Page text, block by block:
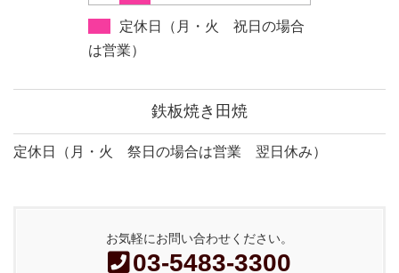
定休日（月・火 祝日の場合
は営業）
鉄板焼き田焼
定休日（月・火 祭日の場合は営業 翌日休み）
お気軽にお問い合わせください。
03-5483-3300